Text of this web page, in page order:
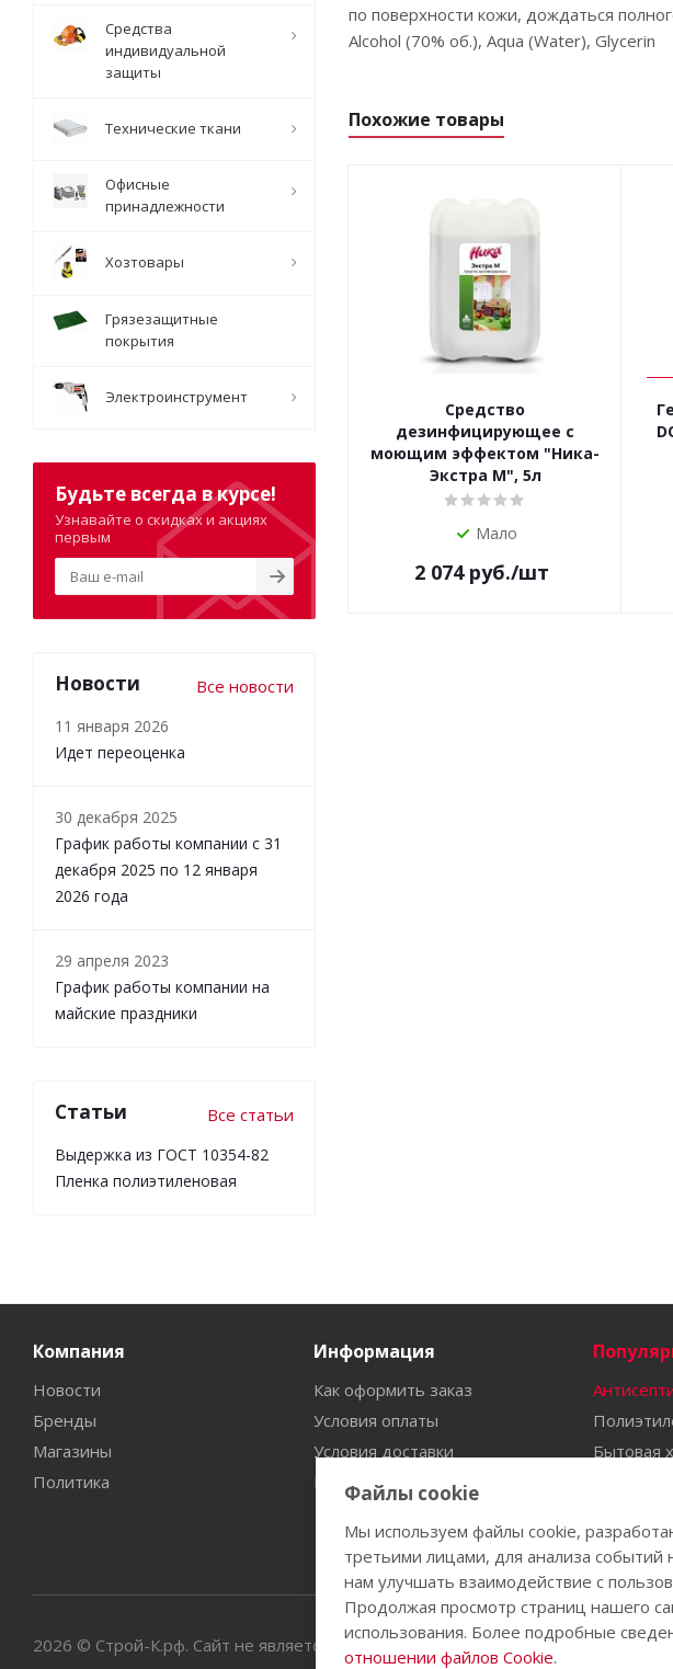
по поверхности кожи, дождаться
Alcohol (70% об.), Aqua (Water), Glycerin
Похожие товары
Средство
дезинфицирующее с
моющим эффектом "Ника-
Экстра М", 5л
Мало
2 074руб./шт
Средства
индивидуальной
защиты
Технические ткани
Офисные
принадлежности
Хозтовары
Грязезащитные
покрытия
Электроинструмент
Будьте всегда в курсе!
Узнавайте о скидках и акциях
первым
Новости Все новости
11 января 2026
Идет переоценка
30 декабря 2025
График работы компании с 31
декабря 2025 по 12 января
2026 года
29 апреля 2023
График работы компании на
майские праздники
Статьи Все статьи
Выдержка из ГОСТ 10354-82
Пленка полиэтиленовая
Компания
Новости
Бренды
Магазины
Политика
Информация
Как оформить заказ
Условия оплаты
Условия доставки
Гарантия на товар
Бытовая
Бахилы
2026 © Строй-К.рф. Сайт не является публичной офертой.
Файлы cookie
Мы используем файлы cookie,
третьими лицами, для анализа событий
нам улучшать взаимодействие с
Продолжая просмотр страниц нашего
использования. Более подробные
отношении файлов Cookie.